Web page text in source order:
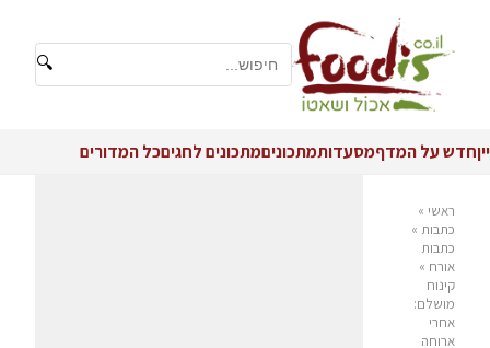
🔍
ייןחדש על המדףמסעדותמתכוניםמתכונים לחגיםכל המדורים
ראשי »
כתבות »
כתבות
אורח »
קינוח
מושלם:
אחרי
ארוחה